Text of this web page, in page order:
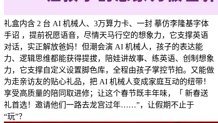
礼盒内含 2 台 AI 机械人、3万算力卡、一封 摹仿李隆基字体
手诏 ，提前祝愿语音，尽情天马行空的想象力，它支撑英语
对话，实正解放爸妈！但潮会演 AI 机械人，孩子的表达能
力、逻辑思维都能获得提拔，陪娃讲故事、练英语、创制想象
力，它支撑自定义设置脚色库，全程由孩子掌控节拍。又能做
为走亲访友的贴心礼品，把 AI 机械人变成家庭互动的纽带！
享受高质量的陪同取进修；让这个春节既丰年味，「 新春送
礼首选！邀请他们一路去龙宫过年……”，让假期不止于
“玩”？